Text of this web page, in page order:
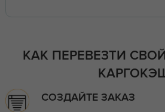
КАК ПЕРЕВЕЗТИ
СОЗДАЙТЕ ЗАКАЗ